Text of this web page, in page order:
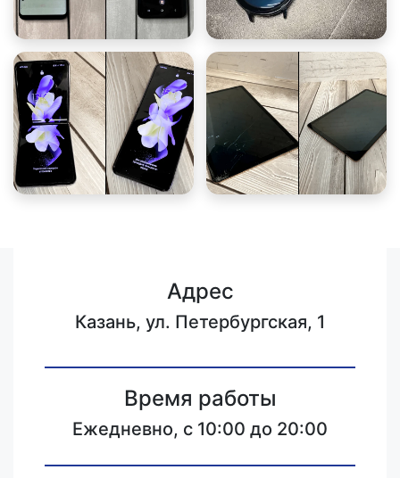
Адрес
Казань, ул. Петербургская, 1
Время работы
Ежедневно, с 10:00 до 20:00